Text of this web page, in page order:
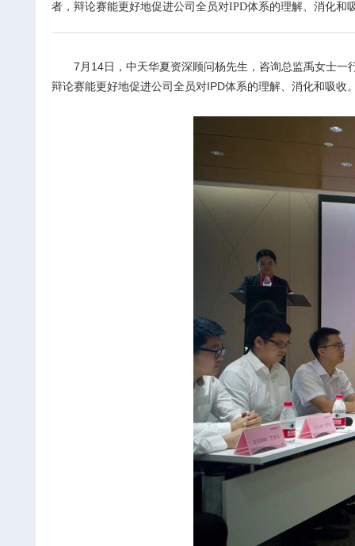
者，辩论赛能更好地促进公司全员对IPD体系的理解、消化和
7 月14日，中天华夏资深顾问杨先生，咨询总监禹女士
辩论赛能更好地促进公司全员对IPD体系的理解、消化和吸收